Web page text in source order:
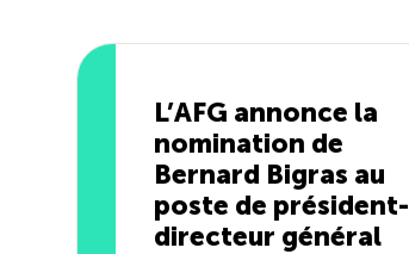
L’AFG annonce la
nomination de
Bernard Bigras au
poste de président-
directeur général